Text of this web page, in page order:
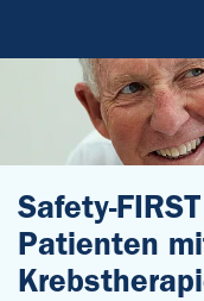
Safety-
Patienten